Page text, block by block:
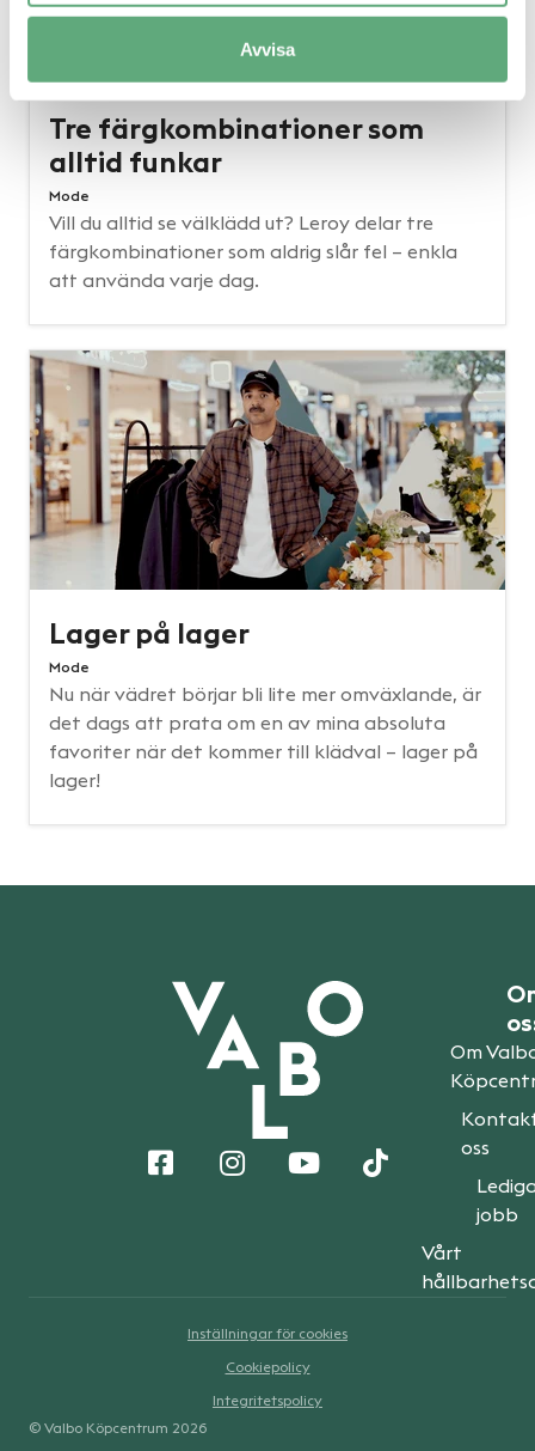
Avvisa
Tre färgkombinationer som
alltid funkar
Mode
Vill du alltid se välklädd ut? Leroy delar tre
färgkombinationer som aldrig slår fel – enkla
att använda varje dag.
Lager på lager
Mode
Nu när vädret börjar bli lite mer omväxlande, är
det dags att prata om en av mina absoluta
favoriter när det kommer till klädval – lager på
lager!
Om
oss
jobb
Vårt
© Valbo Köpcentrum 2026
Inställningar för cookies
Cookiepolicy
Integritetspolicy